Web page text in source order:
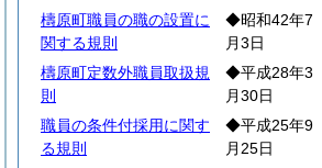
檮原町職員の職の設置に
関する規則
◆昭和42年7
月3日
檮原町定数外職員取扱規
則
◆平成28年3
月30日
職員の条件付採用に関す
る規則
◆平成25年9
月25日